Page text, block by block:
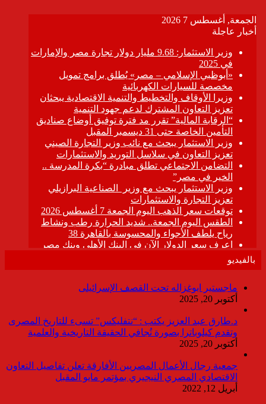
بالفيديو
ماجستير ابوغزاله تحت القصف الإسرائيلى
أكتوبر 20, 2025
د.طارق عبد العزيز يكتب : “نتفليكس” تسىء للتاريخ المصرى
وتقدم كيلوباترا بصورة تُجافي الحقيقة التاريخية والعلمية
أكتوبر 20, 2025
جمعية رجال الأعمال المصريين الأفارقة تعلن تفاصيل التعاون
الاقتصادي المصري النيجيري بمؤتمر مايو المقبل
أبريل 12, 2022